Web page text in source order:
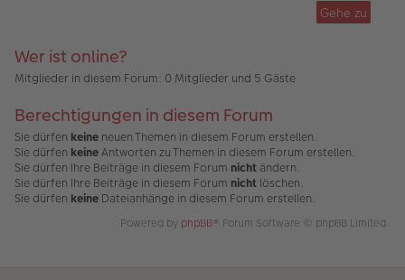
ei
a
v
o
n
8
Gehe zu
Wer ist online?
Mitglieder in diesem Forum: 0 Mitglieder und 5 Gäste
Berechtigungen in diesem Forum
Sie dürfen keine neuen Themen in diesem Forum erstellen.
Sie dürfen keineAntworten zu Themen in diesem Forum erstellen.
Sie dürfen Ihre Beiträge in diesem Forum nicht ändern.
Sie dürfen Ihre Beiträge in diesem Forum nicht löschen.
Sie dürfen keine Dateianhänge in diesem Forum erstellen.
Powered by phpBB® Forum Software © phpBB Limited